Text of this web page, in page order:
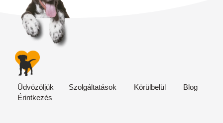
Üdvözöljük Szolgáltatások Körülbelül
Blog
Érintkezés